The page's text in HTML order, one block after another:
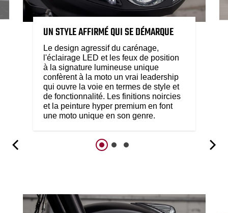
UN STYLE AFFIRMÉ QUI SE DÉMARQUE
Le design agressif du carénage,
l'éclairage LED et les feux de position
à la signature lumineuse unique
confèrent à la moto un vrai leadership
qui ouvre la voie en termes de style et
de fonctionnalité. Les finitions noircies
et la peinture hyper premium en font
une moto unique en son genre.